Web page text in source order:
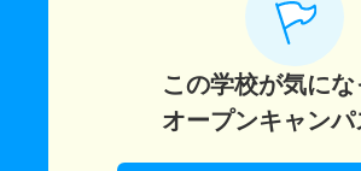
この学校が気にな
オープンキャンパ